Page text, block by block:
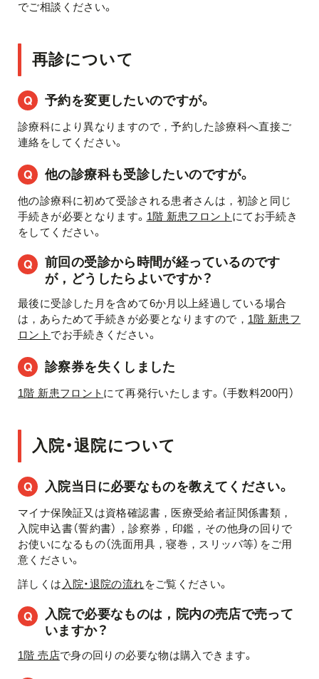
でご相談ください。
再診について
予約を変更したいのですが。
診療科により異なりますので，予約した診療科へ直接ご
連絡をしてください。
他の診療科も受診したいのですが。
他の診療科に初めて受診される患者さんは，初診と同じ
手続きが必要となります。 1階 新患フロント にてお手続き
をしてください。
前回の受診から時間が経っているのです
が，どうしたらよいですか？
最後に受診した月を含めて6か月以上経過している場合
は，あらためて手続きが必要となりますので， 1階 新患フ
ロント でお手続きください。
診察券を失くしました
1階 新患フロント にて再発行いたします。（手数料200円）
入院・退院について
入院当日に必要なものを教えてください。
マイナ保険証又は資格確認書，医療受給者証関係書類，
入院申込書（誓約書），診察券，印鑑，その他身の回りで
お使いになるもの（洗面用具，寝巻，スリッパ等）をご用
意ください。
詳しくは 入院・退院の流れをご覧ください。
入院で必要なものは，院内の売店で売って
いますか？
1階 売店で身の回りの必要な物は購入できます。